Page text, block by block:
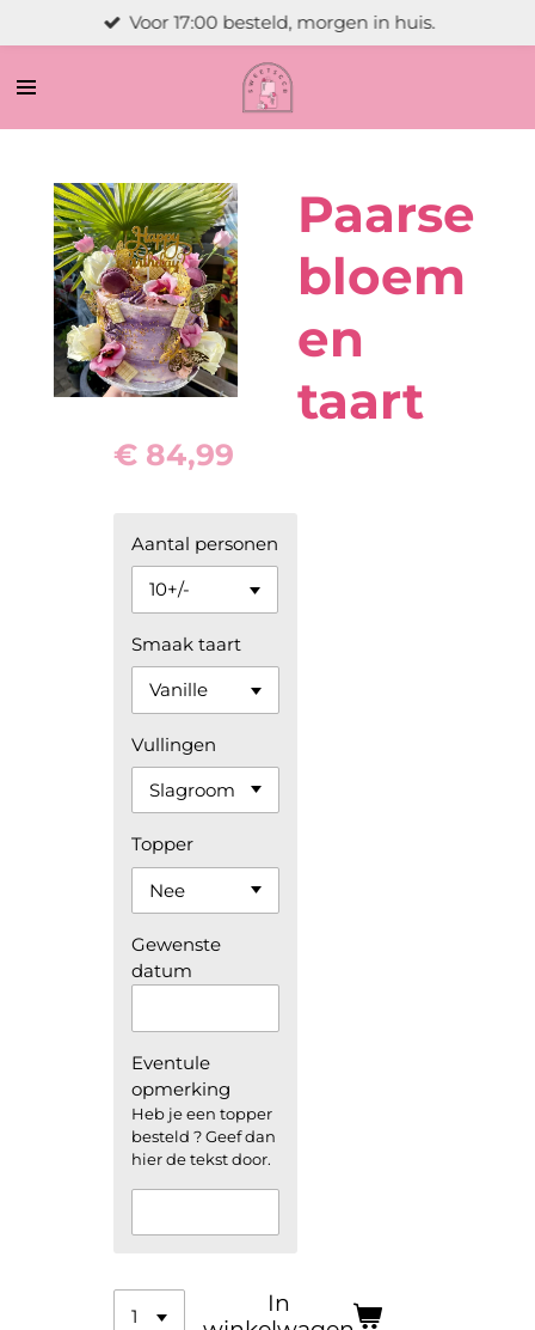
direct
naar
hoofdinhoud
Voor 17:00 besteld, morgen in huis.
Paarse
bloem
en
taart
€ 84,99
Aantal personen
Smaak taart
Vullingen
Topper
Gewenste
datum
Eventule
opmerking
Heb je een topper
besteld ? Geef dan
hier de tekst door.
In